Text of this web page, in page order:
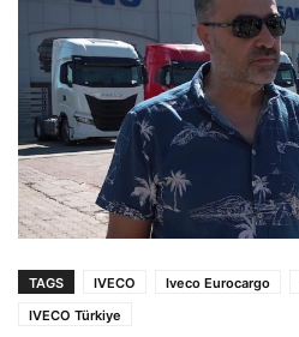
TAGS IVECO Iveco Eurocargo
IVECO Türkiye